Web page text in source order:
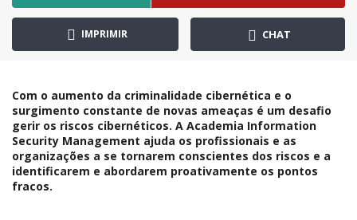
IMPRIMIR CHAT
Com o aumento da criminalidade cibernética e o
surgimento constante de novas ameaças é um desafio
gerir os riscos cibernéticos. A Academia Information
Security Management ajuda os profissionais e as
organizações a se tornarem conscientes dos riscos e a
identificarem e abordarem proativamente os pontos
fracos.